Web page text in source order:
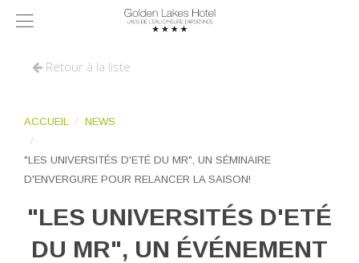
Retour à la liste
ACCUEIL NEWS
"LES UNIVERSITÉS D'ETÉ DU MR", UN SÉMINAIRE
D'ENVERGURE POUR RELANCER LA SAISON!
"LES UNIVERSITÉS D'ETÉ
DU MR", UN ÉVÉNEMENT